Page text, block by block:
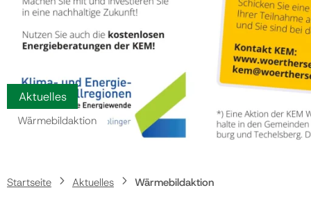
Politik
Aktuelles
Wärmebildaktion
Startseite Aktuelles Wärmebildaktion